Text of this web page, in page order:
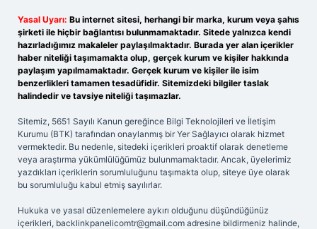
Yasal Uyarı: Bu internet sitesi, herhangi bir marka, kurum veya şahıs
şirketi ile hiçbir bağlantısı bulunmamaktadır. Sitede yalnızca kendi
hazırladığımız makaleler paylaşılmaktadır. Burada yer alan içerikler
haber niteliği taşımamakta olup, gerçek kurum ve kişiler hakkında
paylaşım yapılmamaktadır. Gerçek kurum ve kişiler ile isim
benzerlikleri tamamen tesadüfidir. Sitemizdeki bilgiler taslak
halindedir ve tavsiye niteliği taşımazlar.
Sitemiz, 5651 Sayılı Kanun gereğince Bilgi Teknolojileri ve İletişim
Kurumu (BTK) tarafından onaylanmış bir Yer Sağlayıcı olarak hizmet
vermektedir. Bu nedenle, sitedeki içerikleri proaktif olarak denetleme
veya araştırma yükümlülüğümüz bulunmamaktadır. Ancak, üyelerimiz
yazdıkları içeriklerin sorumluluğunu taşımakta olup, siteye üye olarak
bu sorumluluğu kabul etmiş sayılırlar.
Hukuka ve yasal düzenlemelere aykırı olduğunu düşündüğünüz
içerikleri, backlinkpanelicomtr@gmail.com adresine bildirmeniz halinde,